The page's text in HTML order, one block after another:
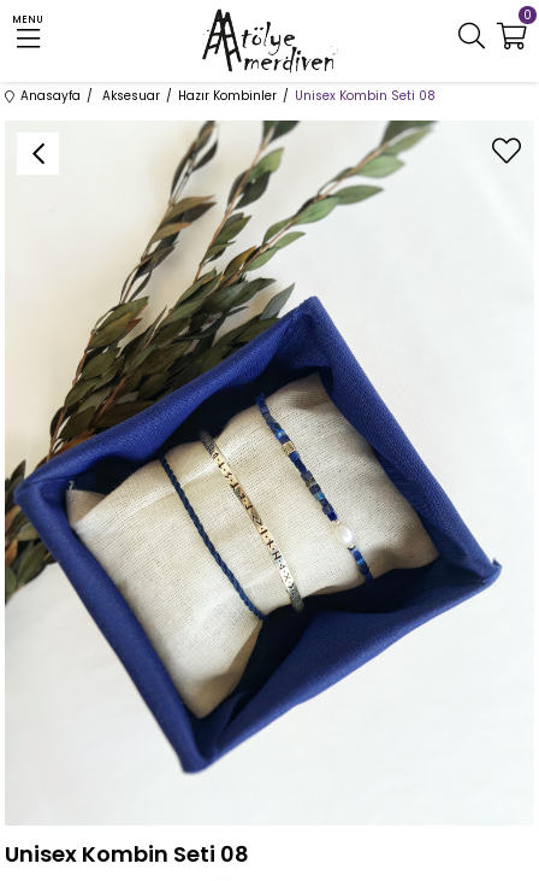
MENU 0
Anasayfa Aksesuar Hazır Kombinler Unisex Kombin Seti 08
Unisex Kombin Seti 08